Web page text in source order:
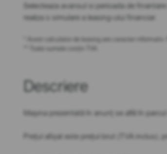
Selecteaza avansul si perioada de
realiza o simulare a leasing-ului financiar.
* Acest calculator de leasing are caracter
** Toate sumele conțin TVA.
Descriere
Mașina prezentată în anunț se află în
Prețul afișat este prețul brut (TVA inclus),